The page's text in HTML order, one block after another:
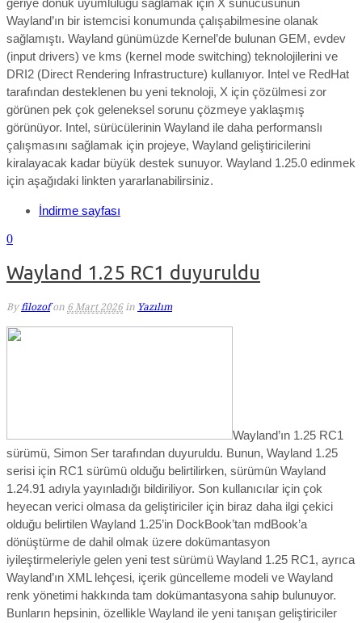
geriye dönük uyumluluğu sağlamak için X sunucusunun
Wayland’ın bir istemcisi konumunda çalışabilmesine olanak
sağlamıştı. Wayland günümüzde Kernel’de bulunan GEM, evdev
(input drivers) ve kms (kernel mode switching) teknolojilerini ve
DRI2 (Direct Rendering Infrastructure) kullanıyor. Intel ve RedHat
tarafından desteklenen bu yeni teknoloji, X için çözülmesi zor
görünen pek çok geleneksel sorunu çözmeye yaklaşmış
görünüyor. Intel, sürücülerinin Wayland ile daha performanslı
çalışmasını sağlamak için projeye, Wayland geliştiricilerini
kiralayacak kadar büyük destek sunuyor. Wayland 1.25.0 edinmek
için aşağıdaki linkten yararlanabilirsiniz.
İndirme sayfası
0
Wayland 1.25 RC1 duyuruldu
By filozof on 6 Mart 2026 in Yazılım
Wayland’ın 1.25 RC1
sürümü, Simon Ser tarafından duyuruldu. Bunun, Wayland 1.25
serisi için RC1 sürümü olduğu belirtilirken, sürümün Wayland
1.24.91 adıyla yayınladığı bildiriliyor. Son kullanıcılar için çok
heyecan verici olmasa da geliştiriciler için biraz daha ilgi çekici
olduğu belirtilen Wayland 1.25’in DockBook’tan mdBook’a
dönüştürme de dahil olmak üzere dokümantasyon
iyileştirmeleriyle gelen yeni test sürümü Wayland 1.25 RC1, ayrıca
Wayland’ın XML lehçesi, içerik güncelleme modeli ve Wayland
renk yönetimi hakkında tam dokümantasyona sahip bulunuyor.
Bunların hepsinin, özellikle Wayland ile yeni tanışan geliştiriciler